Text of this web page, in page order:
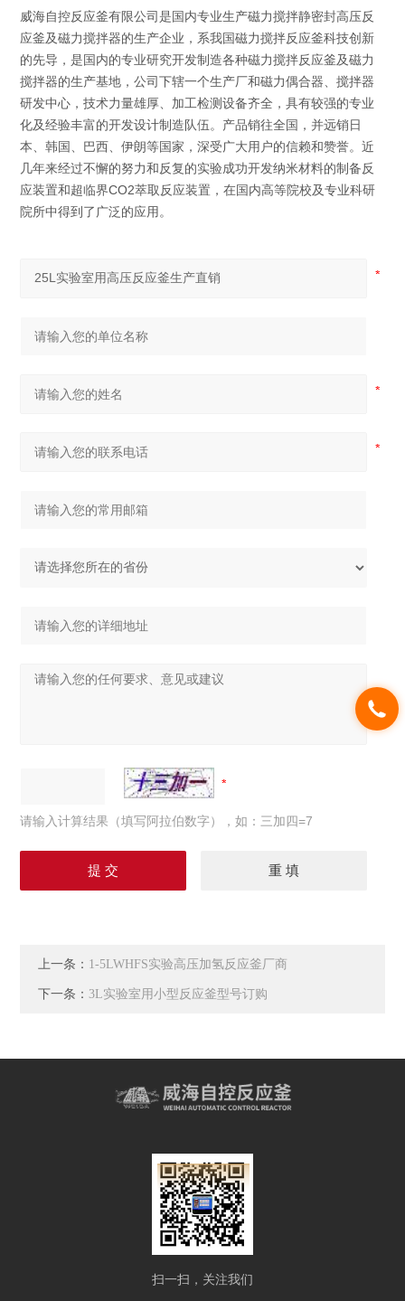
威海自控反应釜有限公司是国内专业生产磁力搅拌静密封高压反
应釜及磁力搅拌器的生产企业，系我国磁力搅拌反应釜科技创新
的先导，是国内的专业研究开发制造各种磁力搅拌反应釜及磁力
搅拌器的生产基地，公司下辖一个生产厂和磁力偶合器、搅拌器
研发中心，技术力量雄厚、加工检测设备齐全，具有较强的专业
化及经验丰富的开发设计制造队伍。产品销往全国，并远销日
本、韩国、巴西、伊朗等国家，深受广大用户的信赖和赞誉。近
几年来经过不懈的努力和反复的实验成功开发纳米材料的制备反
应装置和超临界CO2萃取反应装置，在国内高等院校及专业科研
院所中得到了广泛的应用。
请输入计算结果（填写阿拉伯数字），如：三加四=7
上一条： 1-5LWHFS实验高压加氢反应釜厂商
下一条：3L实验室用小型反应釜型号订购
扫一扫，关注我们